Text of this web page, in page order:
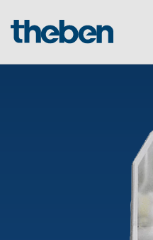
Biblioteca de mídia